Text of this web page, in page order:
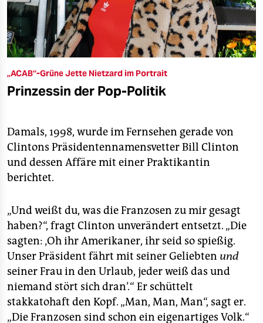
„ACAB“-Grüne Jette Nietzard im Portrait
Prinzessin der Pop-Politik
Damals, 1998, wurde im Fernsehen gerade von
Clintons Präsidentennamensvetter Bill Clinton
und dessen Affäre mit einer Praktikantin
berichtet.
„Und weißt du, was die Franzosen zu mir gesagt
haben?“, fragt Clinton unverändert entsetzt. „Die
sagten: ‚Oh ihr Amerikaner, ihr seid so spießig.
Unser Präsident fährt mit seiner Geliebten und
seiner Frau in den Urlaub, jeder weiß das und
niemand stört sich dran’.“ Er schüttelt
stakkatohaft den Kopf. „Man, Man, Man“, sagt er.
„Die Franzosen sind schon ein eigenartiges Volk.“